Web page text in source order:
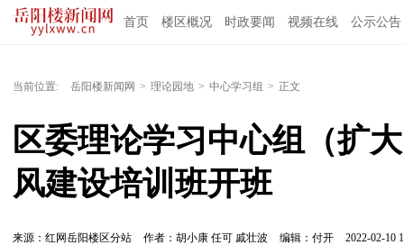
首页 楼区概况 时政要闻 视频在线 公示公告
当前位置: 岳阳楼新闻网 > 理论园地 > 中心学习组 > 正文
区委理论学习中心组（扩
风建设培训班开班
来源：红网岳阳楼区分站 作者：胡小康 任可 戚壮波 编辑：付开 2022-02-10